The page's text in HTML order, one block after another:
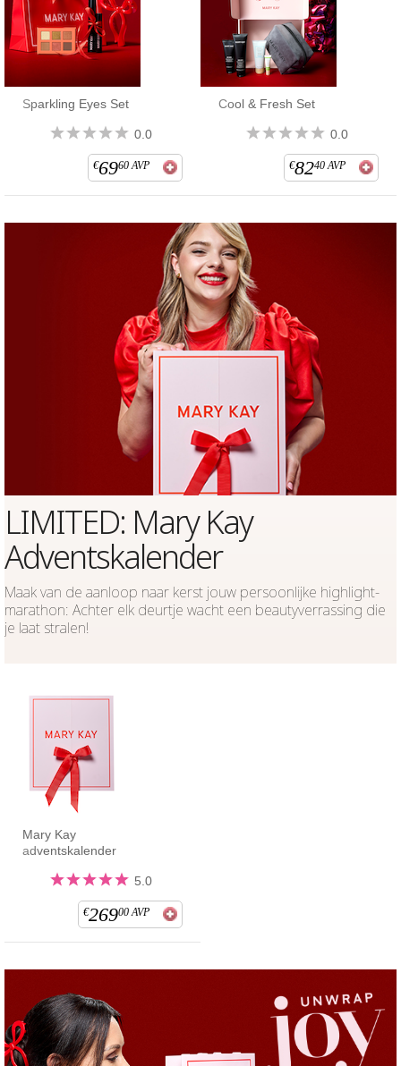
Sparkling Eyes Set
0.0
€6960 AVP
Cool & Fresh Set
0.0
€8240 AVP
LIMITED: Mary Kay
Adventskalender
Maak van de aanloop naar kerst jouw persoonlijke highlight-
marathon: Achter elk deurtje wacht een beautyverrassing die
je laat stralen!
Mary Kay
adventskalender
5.0
€26900 AVP